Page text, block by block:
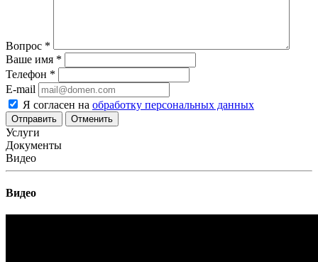
Вопрос *
Ваше имя *
Телефон *
E-mail
Я согласен на обработку персональных данных
Отменить
Услуги
Документы
Видео
Видео